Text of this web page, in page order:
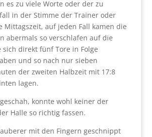
es zu viele Worte oder der zu
in der Stimme der Trainer oder
Mittagszeit, auf jeden Fall kamen die
abermals so verschlafen auf die
sich direkt fünf Tore in Folge
und so nach nur sieben
der zweiten Halbzeit mit 17:8
lagen.
konnte wohl keiner der
Halle so richtig fassen.
mit den Fingern geschnippt